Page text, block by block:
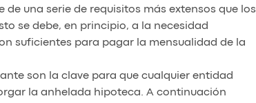
de una serie de requisitos más extensos que los
se debe, en principio, a la necesidad
suficientes para pagar la mensualidad de la
son la clave para que cualquier entidad
la anhelada hipoteca. A continuación